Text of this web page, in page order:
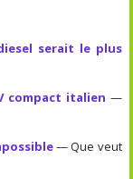
serait le plus
compact italien —
— Que veut